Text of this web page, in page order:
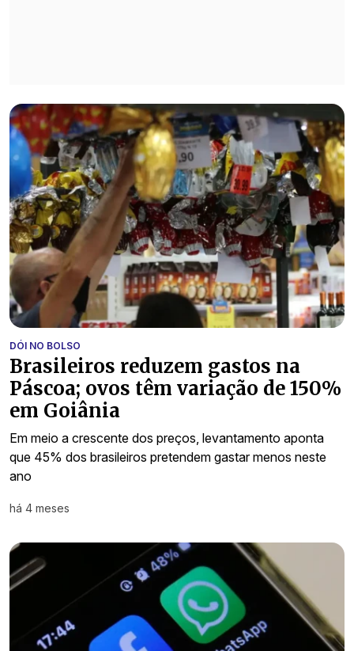
DÓI NO BOLSO
Brasileiros reduzem gastos na
Páscoa; ovos têm variação de 150%
em Goiânia
Em meio a crescente dos preços, levantamento aponta
que 45% dos brasileiros pretendem gastar menos neste
ano
há 4 meses